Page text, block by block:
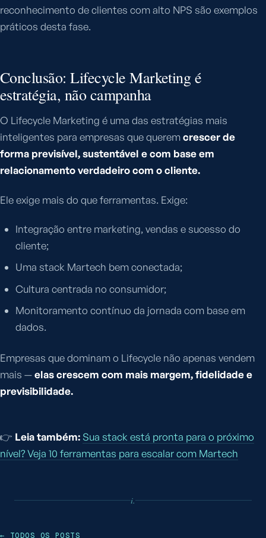
reconhecimento de clientes com alto NPS são exemplos
práticos desta fase.
Conclusão: Lifecycle Marketing é
estratégia, não campanha
O Lifecycle Marketing é uma das estratégias mais
inteligentes para empresas que queremcrescer de
forma previsível, sustentável e com base em
relacionamento verdadeiro com o cliente.
Ele exige mais do que ferramentas. Exige:
Integração entre marketing, vendas e sucesso do
cliente;
Uma stack Martech bem conectada;
Cultura centrada no consumidor;
Monitoramento contínuo da jornada com base em
dados.
Empresas que dominam o Lifecycle não apenas vendem
mais —elas crescem com mais margem, fidelidade e
previsibilidade.
👉 Leia também: Sua stack está pronta para o próximo
nível? Veja 10 ferramentas para escalar com Martech
i.
← TODOS OS POSTS